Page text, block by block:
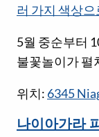
러 가지 색상
5월 중순부터
불꽃놀이가 펼
위치: 6345
나이아가라